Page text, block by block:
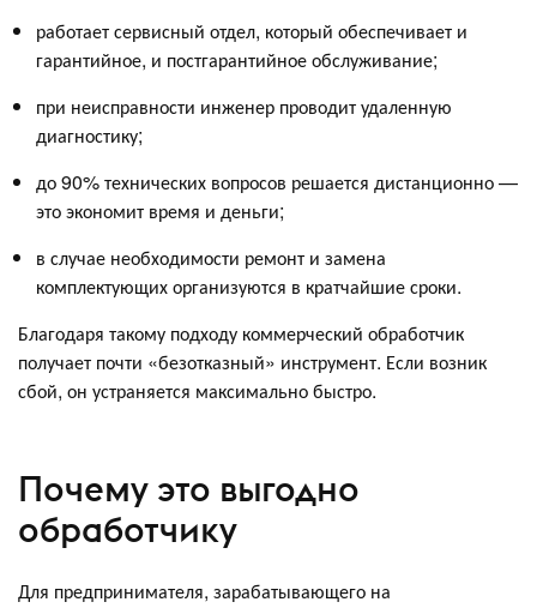
работает сервисный отдел, который обеспечивает и
гарантийное, и постгарантийное обслуживание;
при неисправности инженер проводит удаленную
диагностику;
до 90% технических вопросов решается дистанционно —
это экономит время и деньги;
в случае необходимости ремонт и замена
комплектующих организуются в кратчайшие сроки.
Благодаря такому подходу коммерческий обработчик
получает почти «безотказный» инструмент. Если возник
сбой, он устраняется максимально быстро.
Почему это выгодно
обработчику
Для предпринимателя, зарабатывающего на